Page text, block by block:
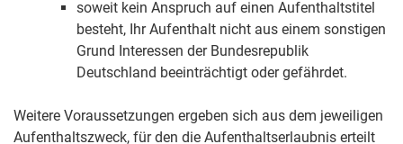
soweit kein Anspruch auf einen Aufenthaltstitel
besteht, Ihr Aufenthalt nicht aus einem sonstigen
Grund Interessen der Bundesrepublik
Deutschland beeinträchtigt oder gefährdet.
Weitere Voraussetzungen ergeben sich aus dem jeweiligen
Aufenthaltszweck, für den die Aufenthaltserlaubnis erteilt